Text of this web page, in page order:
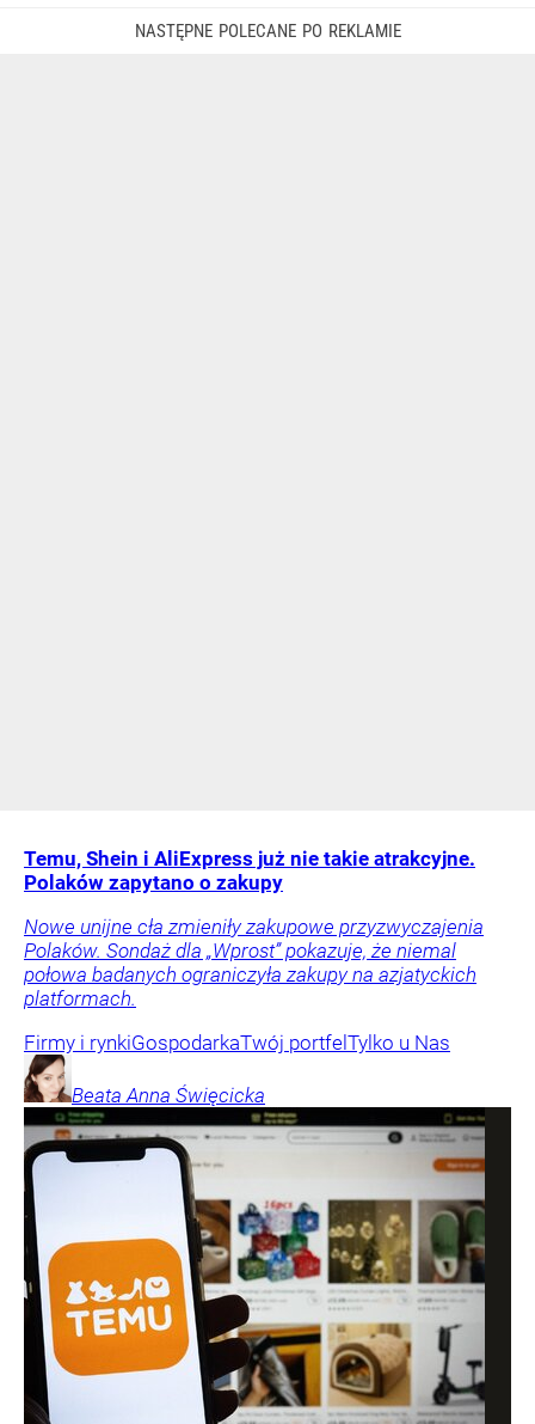
Temu, Shein i AliExpress już nie takie atrakcyjne.
Polaków zapytano o zakupy
Nowe unijne cła zmieniły zakupowe przyzwyczajenia
Polaków. Sondaż dla „Wprost” pokazuje, że niemal
połowa badanych ograniczyła zakupy na azjatyckich
platformach.
Firmy i rynkiGospodarkaTwój portfel Tylko u Nas
Beata Anna Święcicka